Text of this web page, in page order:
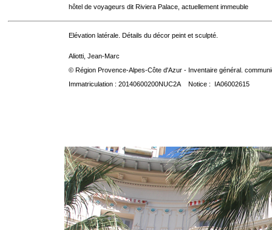
hôtel de voyageurs dit Riviera Palace, actuellement immeuble
Elévation latérale. Détails du décor peint et sculpté.
Aliotti, Jean-Marc
© Région Provence-Alpes-Côte d'Azur - Inventaire général.
Immatriculation : 20140600200NUC2A Notice : IA06002615